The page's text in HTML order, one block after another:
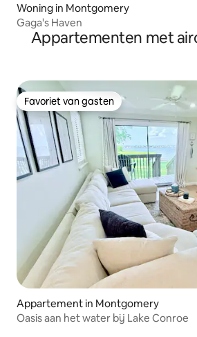
Woning in Montgomery
Gaga's Haven
Appartementen met
Favoriet van gasten
Favoriet van gasten
Appartement in Montgomery
Oasis aan het water bij Lake Conroe